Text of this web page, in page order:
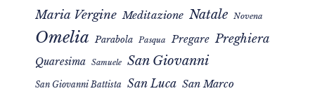
Maria Vergine Meditazione Natale Novena
Omelia Parabola Pasqua Pregare Preghiera
Quaresima Samuele San Giovanni
San Giovanni Battista San Luca San Marco